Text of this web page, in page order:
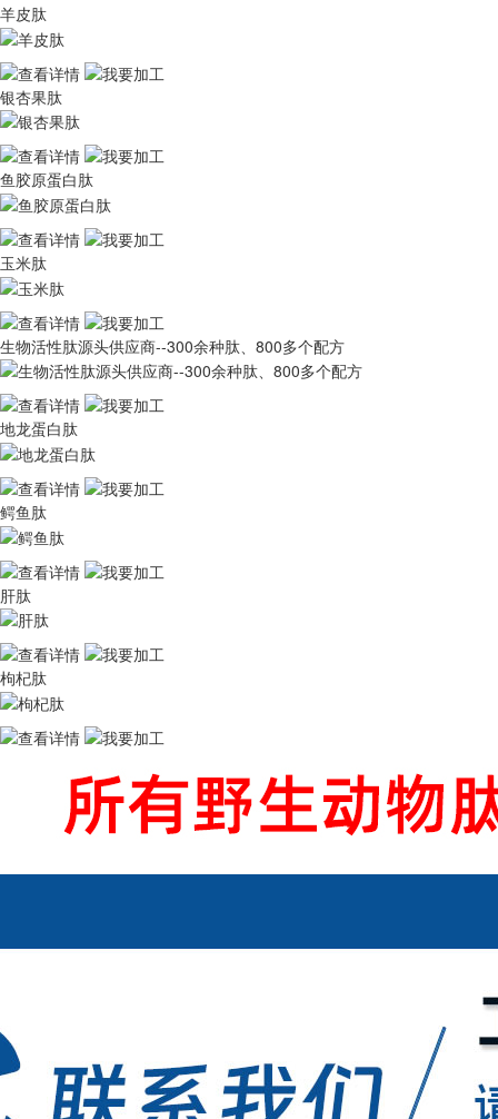
羊皮肽
银杏果肽
鱼胶原蛋白肽
玉米肽
生物活性肽源头供应商--300余种肽、800多个配方
地龙蛋白肽
鳄鱼肽
肝肽
枸杞肽